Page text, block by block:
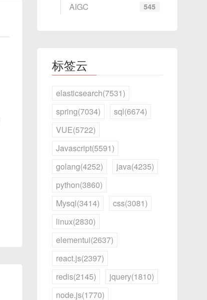
AIGC 545
标签云
elasticsearch(7531)
spring(7034)
sql(6674)
VUE(5722)
Javascript(5591)
golang(4252)
java(4235)
python(3860)
Mysql(3414)
css(3081)
linux(2830)
elementui(2637)
react.js(2397)
redis(2145)
jquery(1810)
node.js(1770)